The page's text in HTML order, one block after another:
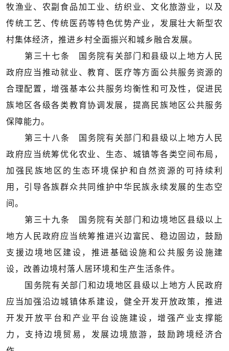
牧渔业、农副食品加工业、纺织业、文化旅游业，以及
传统工艺、传统医药等特色优势产业，发展壮大新型农
村集体经济，推进乡村全面振兴和城乡融合发展。
第三十七条 国务院有关部门和县级以上地方人民
政府应当推动就业、教育、医疗等方面公共服务资源的
合理配置，增强基本公共服务均衡性和可及性，促进民
族地区各级各类教育协调发展，提高民族地区公共服务
保障能力。
第三十八条 国务院有关部门和县级以上地方人民
政府应当统筹优化农业、生态、城镇等各类空间布局，
加强民族地区的生态环境保护和自然资源的可持续利
用，引导各族群众共同维护中华民族永续发展的生态空
间。
第三十九条 国务院有关部门和边境地区县级以上
地方人民政府应当统筹推进兴边富民、稳边固边，鼓励
支援边境地区建设，推进基础设施和公共服务设施建
设，改善边境村落人居环境和生产生活条件。
国务院有关部门和边境地区县级以上地方人民政府
应当加强沿边城镇体系建设，健全开发开放政策，推进
开发开放平台和产业平台设施建设，增强产业支撑能
力，支持边境贸易，发展边境旅游，鼓励跨境经济合